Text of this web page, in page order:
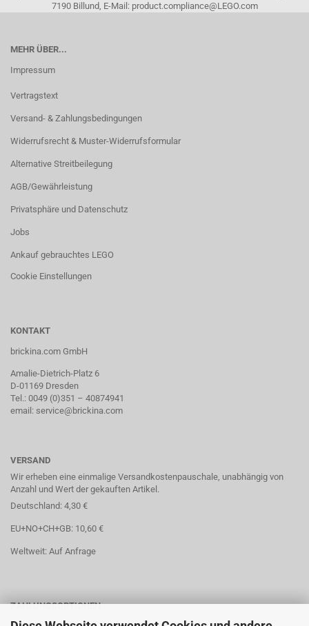
7190 Billund, E-Mail: product.compliance@LEGO.com
MEHR ÜBER...
Impressum
Vertragstext
Versand- & Zahlungsbedingungen
Widerrufsrecht & Muster-Widerrufsformular
Alternative Streitbeilegung
AGB/Gewährleistung
Privatsphäre und Datenschutz
Jobs
Ankauf gebrauchtes LEGO
Cookie Einstellungen
KONTAKT
brickina.com GmbH
Amalie-Dietrich-Platz 6
D-01169 Dresden
Tel.: 0049 (0)351 – 40874941
email: service@brickina.com
VERSAND
Wir erheben eine einmalige Versandkostenpauschale, unabhängig von
Anzahl und Wert der gekauften Artikel.
Deutschland: 4,30 €
EU+NO+CH+GB: 10,60 €
Weltweit: Auf Anfrage
ZAHLUNGSOPTIONEN